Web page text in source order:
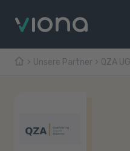
Unsere Partner QZA